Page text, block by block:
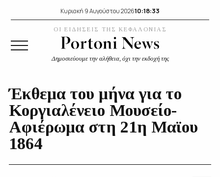
Κυριακή 9 Αυγούστου 202610:18:34
ΟΙ ΕΙΔΗΣΕΙΣ ΤΗΣ ΚΕΦΑΛΟΝΙΑΣ
Δημοσιεύουμε την αλήθεια, όχι την εκδοχή της
Έκθεμα του μήνα για το
Κοργιαλένειο Μουσείο-
Αφιέρωμα στη 21η Μαϊου
1864